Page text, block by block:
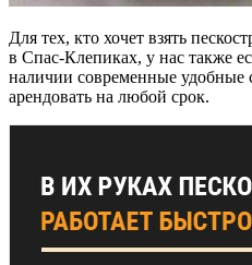
Для тех, кто хочет взять
в Спас-Клепиках, у нас также
наличии современные
арендовать на любой срок.